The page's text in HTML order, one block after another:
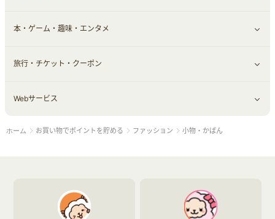
引越し
エコ・エネルギー
車情報・カーシェア・レンタル
中古車
お役立ち
習い事・学習・学校
仕事・転職
すべて見る
オフィス・文具
本・ゲーム・趣味・エンタメ
すべて見る
ゲーム・趣味
音楽・シネマ・エンタメ
旅行・チケット・クーポン
すべて見る
旅行・レジャー・航空券・宿泊
Webサービス
すべて見る
ホーム お買い物でポイントを貯める ファッション 小物・かばん